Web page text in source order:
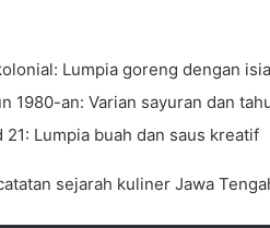
Lumpia goreng dengan
1980-an: Varian sayuran dan
21: Lumpia buah dan saus kreatif
sejarah kuliner Jawa